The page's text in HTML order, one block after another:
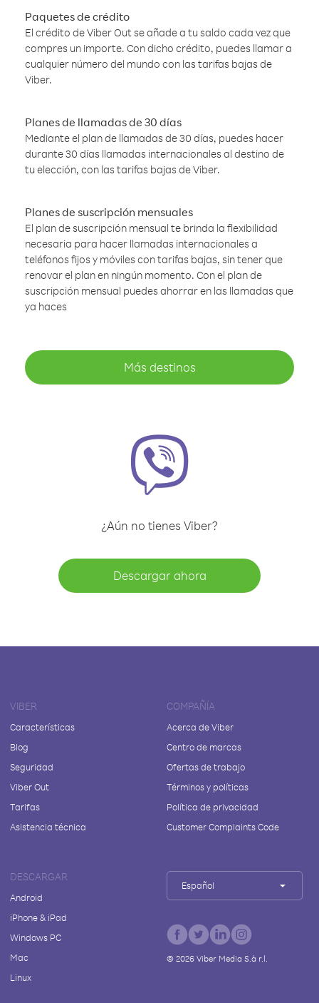
Paquetes de crédito
El crédito de Viber Out se añade a tu saldo cada vez que
compres un importe. Con dicho crédito, puedes llamar a
cualquier número del mundo con las tarifas bajas de
Viber.
Planes de llamadas de 30 días
Mediante el plan de llamadas de 30 días, puedes hacer
durante 30 días llamadas internacionales al destino de
tu elección, con las tarifas bajas de Viber.
Planes de suscripción mensuales
El plan de suscripción mensual te brinda la flexibilidad
necesaria para hacer llamadas internacionales a
teléfonos fijos y móviles con tarifas bajas, sin tener que
renovar el plan en ningún momento. Con el plan de
suscripción mensual puedes ahorrar en las llamadas que
ya haces
Más destinos
¿Aún no tienes Viber?
Descargar ahora
VIBER
Características
Blog
Seguridad
Viber Out
Tarifas
Asistencia técnica
COMPAÑÍA
Acerca de Viber
Centro de marcas
Ofertas de trabajo
Términos y políticas
Política de privacidad
Customer Complaints Code
DESCARGAR
Android
iPhone & iPad
Windows PC
Mac
Linux
Español
© 2026Viber Media S.à r.l.